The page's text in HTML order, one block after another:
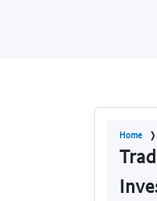
Home